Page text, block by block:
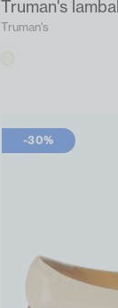
Truman's
Truman's
-30%